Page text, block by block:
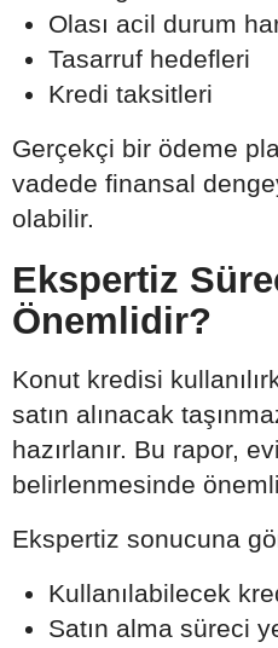
Olası acil durum
Tasarruf hedefleri
Kredi taksitleri
Gerçekçi bir ödeme
vadede finansal
olabilir.
Ekspertiz
Önemlidir?
Konut kredisi
satın alınacak
hazırlanır. Bu rapor,
belirlenmesinde
Ekspertiz sonucuna
Kullanılabilecek
Satın alma süreci